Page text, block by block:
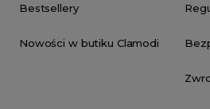
Bestsellery
Nowości w butiku Clamodi